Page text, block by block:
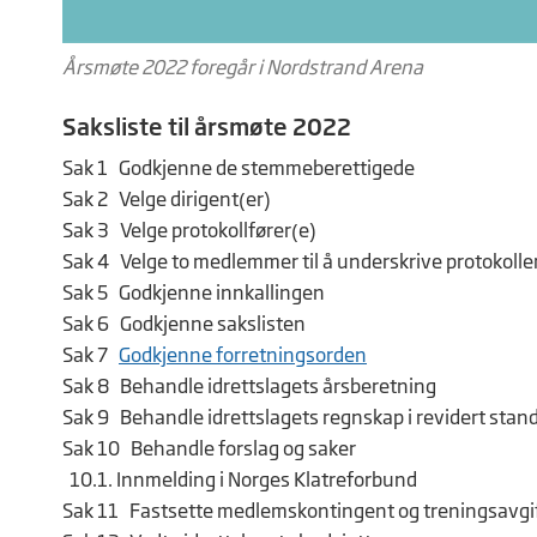
Årsmøte 2022 foregår i Nordstrand Arena
Saksliste til årsmøte 2022
Sak 1 Godkjenne de stemmeberettigede
Sak 2 Velge dirigent(er)
Sak 3 Velge protokollfører(e)
Sak 4 Velge to medlemmer til å underskrive
Sak 5 Godkjenne innkallingen
Sak 6 Godkjenne sakslisten
Sak 7 Godkjenne forretningsorden
Sak 8 Behandle idrettslagets årsberetning
Sak 9 Behandle idrettslagets regnskap i revidert stand
Sak 10 Behandle forslag og saker
10.1. Innmelding i Norges Klatreforbund
Sak 11 Fastsette medlemskontingent og